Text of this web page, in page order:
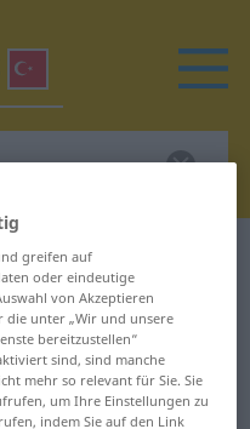
ukrainisch
für
Übersetzung
greifen auf
oder eindeutige
von Akzeptieren
die unter „Wir und unsere
bereitzustellen“
sind, sind manche
mehr so relevant für Sie. Sie
um Ihre Einstellungen zu
indem Sie auf den Link